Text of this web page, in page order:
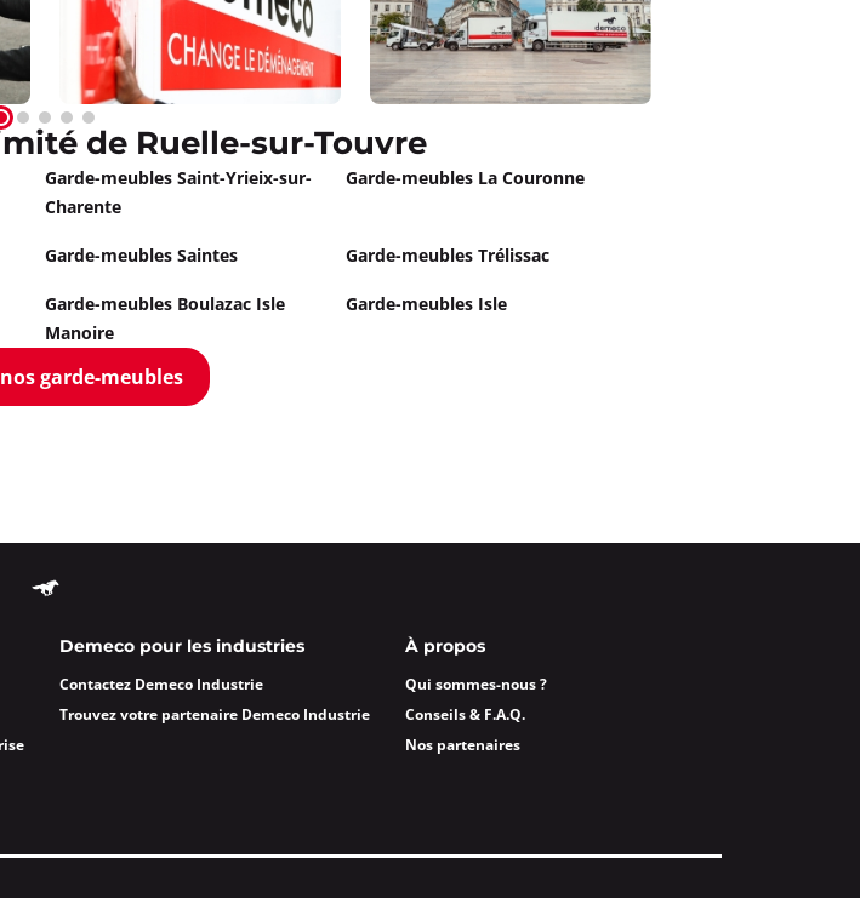
de Ruelle-sur-Touvre
Garde-meubles Saint-Yrieix-sur-
Charente
Garde-meubles La Couronne
Garde-meubles Saintes Garde-meubles Trélissac
Garde-meubles Boulazac Isle
Manoire
Garde-meubles Isle
garde-meubles
Demeco pour les industries
Contactez Demeco Industrie
Trouvez votre partenaire Demeco Industrie
À propos
Qui sommes-nous ?
Conseils & F.A.Q.
Nos partenaires